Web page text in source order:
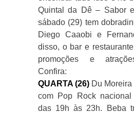
Quintal da Dê – Sabor
sábado (29) tem
Diego Caaobi e
disso, o bar e
promoções e
Confira:
QUARTA (26) Du
com Pop Rock nacional
das 19h às 23h. Beba